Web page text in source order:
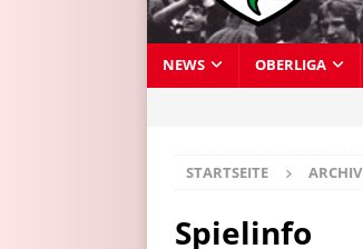
NEWS OBERLIGA
STARTSEITE ARCHIV
Spielinfo